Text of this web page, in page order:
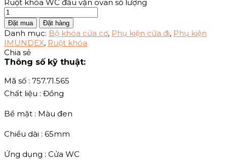
Ruột khóa WC đầu vặn ovan số lượng
Đặt mua Đặt hàng
Danh mục: Bộ khóa cửa cơ, Phụ kiện cửa đi, Phụ kiện
IMUNDEX, Ruột khóa
Chia sẻ
Thông số kỹ thuật:
Mã số : 757.71.565
Chất liệu : Đồng
Bề mặt : Màu đen
Chiều dài : 65mm
Ứng dụng : Cửa WC